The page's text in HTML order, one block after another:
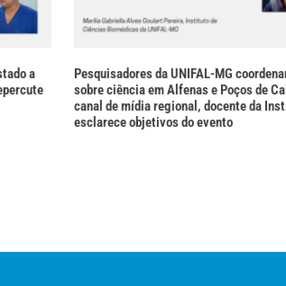
a
Pesquisadores da UNIFAL-MG
sobre ciência em Alfenas e Poços de
canal de mídia regional, docente da
esclarece objetivos do evento